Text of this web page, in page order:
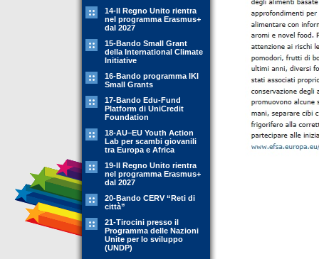
14-Il Regno Unito rientra
nel programma Erasmus+
dal 2027
15-Bando Small Grant
della International Climate
Initiative
16-Bando programma IKI
Small Grants
17-Bando Edu-Fund
Platform di UniCredit
Foundation
18-AU–EU Youth Action
Lab per scambi giovanili
tra Europa e Africa
19-Il Regno Unito rientra
nel programma Erasmus+
dal 2027
20-Bando CERV “Reti di
città”
21-Tirocini presso il
Programma delle Nazioni
Unite per lo sviluppo
(UNDP)